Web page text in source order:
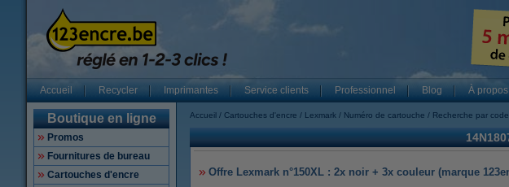
Accueil Recycler Imprimantes Service clients Professionnel Blog À
Boutique en ligne
Promos
Fournitures de bureau
Cartouches d'encre
Accueil Cartouches d'encre Lexmark Numéro de cartouche Recherche par code
Offre Lexmark n°150XL : 2x noir + 3x couleur (marque